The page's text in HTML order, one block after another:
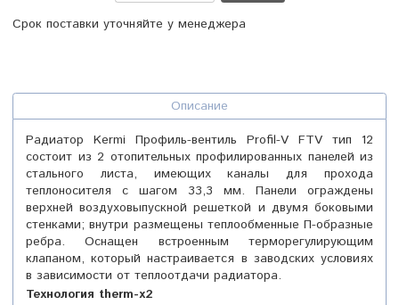
Срок поставки уточняйте у менеджера
Описание
Радиатор Kermi Профиль-вентиль Profil-V FTV тип 12
состоит из 2 отопительных профилированных панелей из
стального листа, имеющих каналы для прохода
теплоносителя с шагом 33,3 мм. Панели ограждены
верхней воздуховыпускной решеткой и двумя боковыми
стенками; внутри размещены теплообменные П-образные
ребра. Оснащен встроенным терморегулирующим
клапаном, который настраивается в заводских условиях
в зависимости от теплоотдачи радиатора.
Технология therm-x2